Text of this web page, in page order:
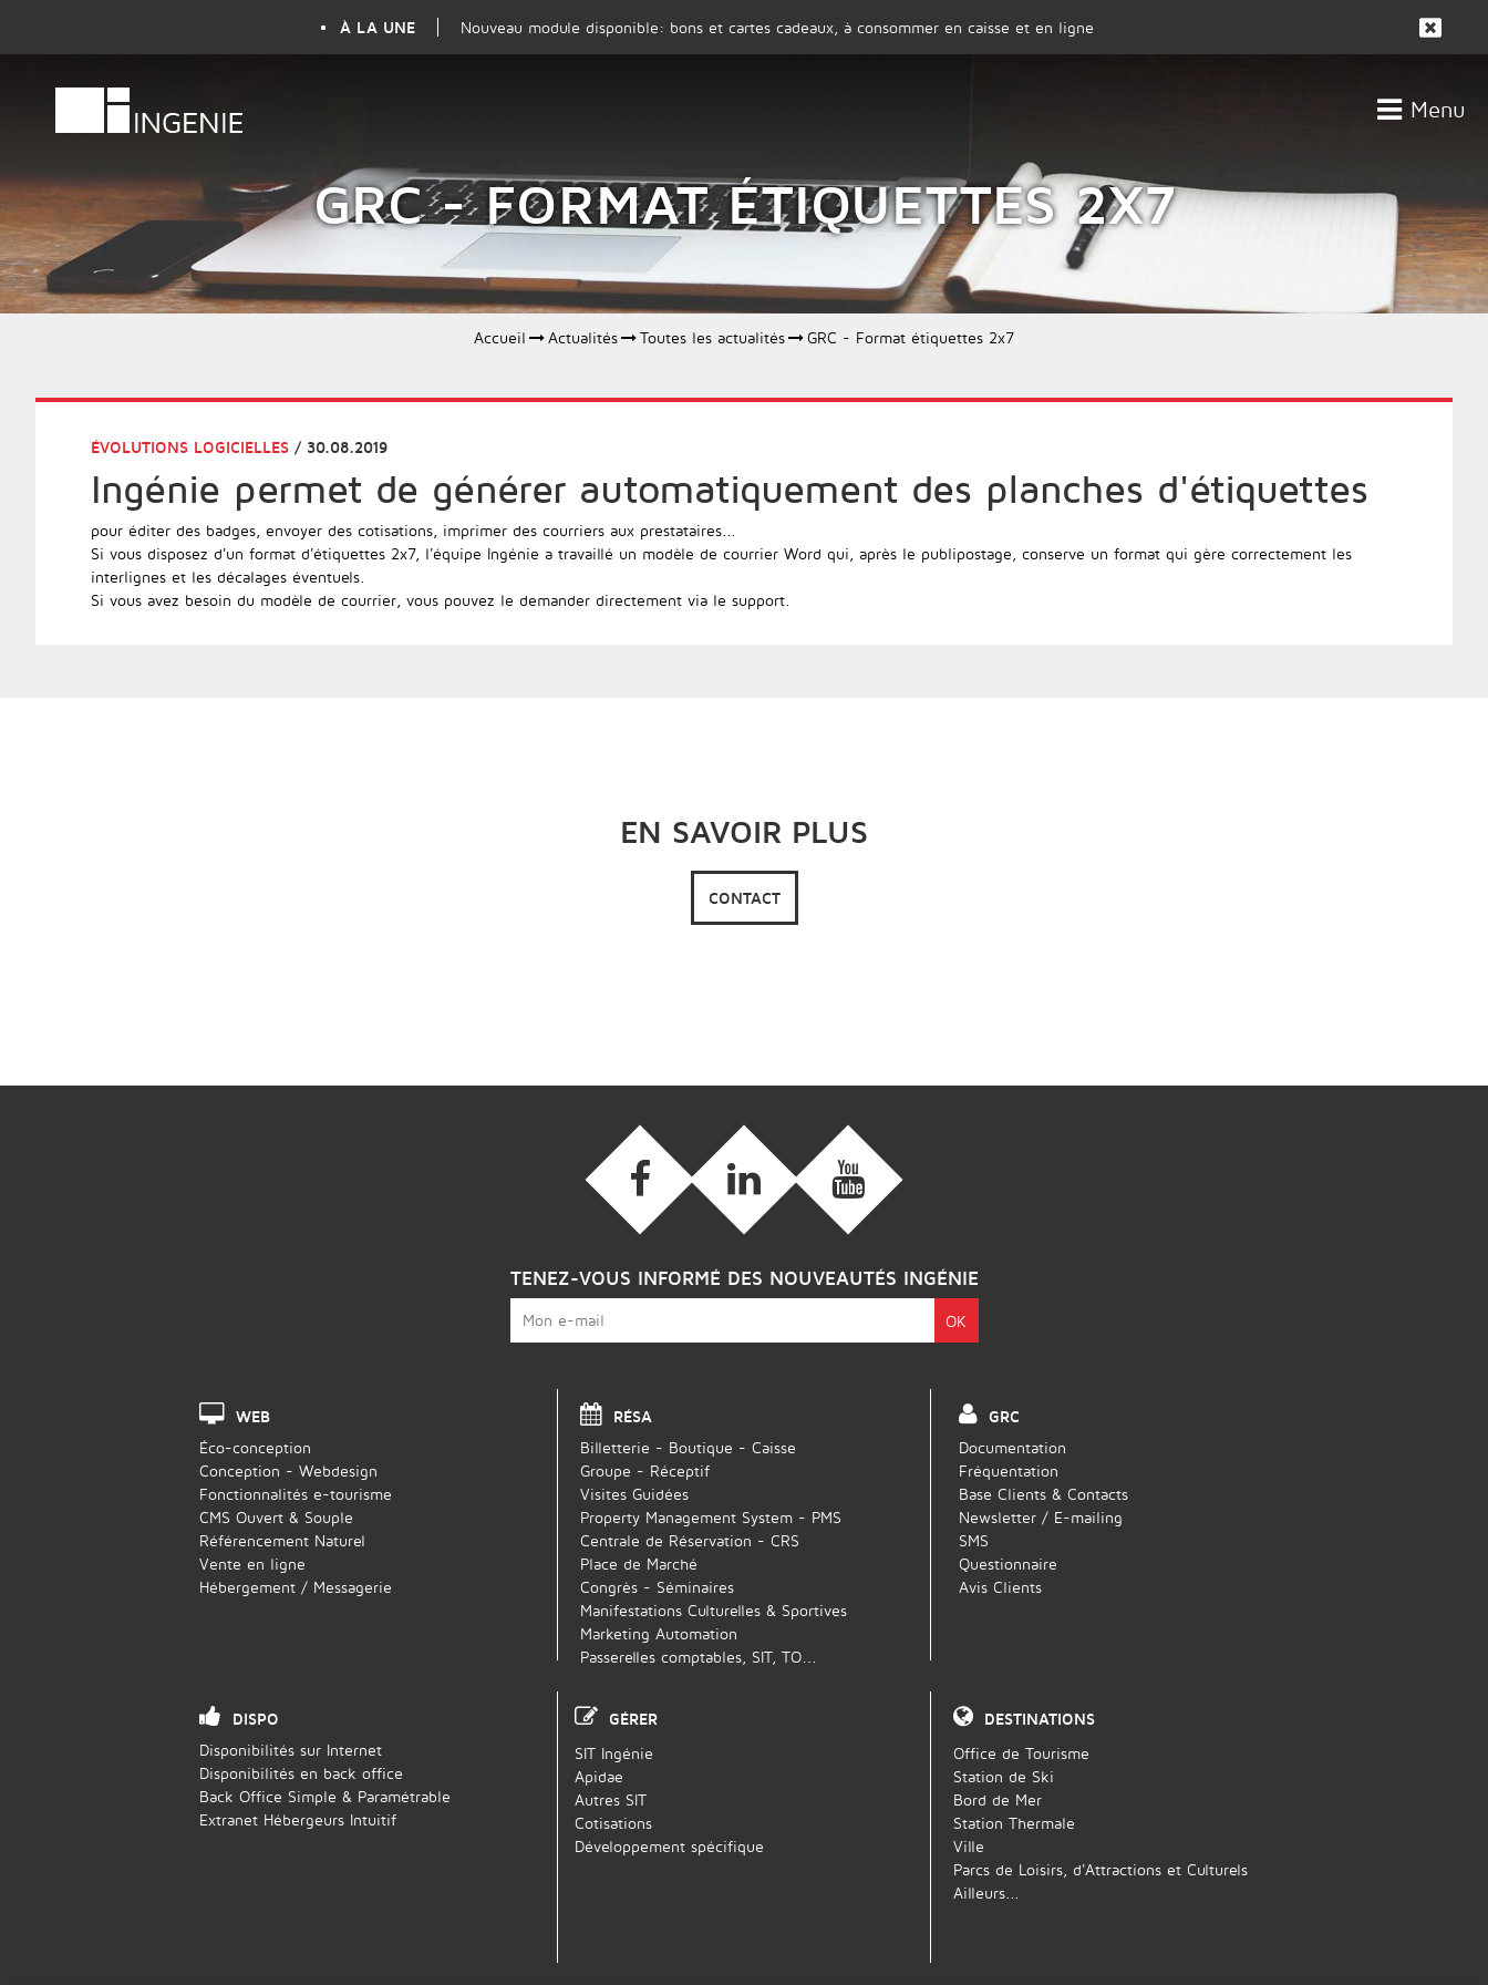
À LA UNE Nouveau module disponible: bons et cartes cadeaux, à consommer en caisse et en ligne
Menu
Accueil Actualités Toutes les actualités GRC - Format étiquettes 2x7
GRC - FORMAT ÉTIQUETTES 2X7
ÉVOLUTIONS LOGICIELLES / 30.08.2019
Ingénie permet de générer automatiquement des planches d'étiquettes
pour éditer des badges, envoyer des cotisations, imprimer des courriers aux prestataires...
Si vous disposez d'un format d'étiquettes 2x7, l'équipe Ingénie a travaillé un modèle de courrier Word qui, après le publipostage, conserve un format qui gère correctement les
interlignes et les décalages éventuels.
Si vous avez besoin du modèle de courrier, vous pouvez le demander directement via le support.
EN SAVOIR PLUS
CONTACT
TENEZ-VOUS INFORMÉ DES NOUVEAUTÉS INGÉNIE
Éco-conception
Conception - Webdesign
Fonctionnalités e-tourisme
CMS Ouvert & Souple
Référencement Naturel
Vente en ligne
Hébergement / Messagerie
WEB
Billetterie - Boutique - Caisse
Groupe - Réceptif
Visites Guidées
Property Management System - PMS
Centrale de Réservation - CRS
Place de Marché
Congrès - Séminaires
Manifestations Culturelles & Sportives
Marketing Automation
Passerelles comptables, SIT, TO…
RÉSA
Documentation
Fréquentation
Base Clients & Contacts
Newsletter / E-mailing
SMS
Questionnaire
Avis Clients
GRC
Disponibilités sur Internet
Disponibilités en back office
Back Office Simple & Paramétrable
Extranet Hébergeurs Intuitif
DISPO
GÉRER
SIT Ingénie
Apidae
Autres SIT
Cotisations
Développement spécifique
DESTINATIONS
Office de Tourisme
Station de Ski
Bord de Mer
Station Thermale
Ville
Parcs de Loisirs, d'Attractions et Culturels
Ailleurs...